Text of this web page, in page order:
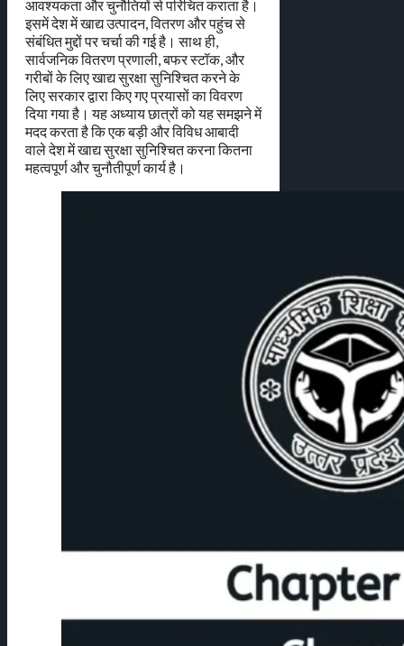
आवश्यकता और चुनौतियों से परिचित कराता है।
इसमें देश में खाद्य उत्पादन, वितरण और पहुंच से
संबंधित मुद्दों पर चर्चा की गई है। साथ ही,
सार्वजनिक वितरण प्रणाली, बफर स्टॉक, और
गरीबों के लिए खाद्य सुरक्षा सुनिश्चित करने के
लिए सरकार द्वारा किए गए प्रयासों का विवरण
दिया गया है। यह अध्याय छात्रों को यह समझने में
मदद करता है कि एक बड़ी और विविध आबादी
वाले देश में खाद्य सुरक्षा सुनिश्चित करना कितना
महत्वपूर्ण और चुनौतीपूर्ण कार्य है।